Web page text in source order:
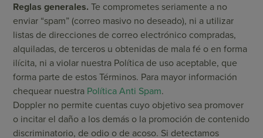
Reglas generales. Te comprometes seriamente a no
enviar “spam” (correo masivo no deseado), ni a utilizar
listas de direcciones de correo electrónico compradas,
alquiladas, de terceros u obtenidas de mala fé o en forma
ilícita, ni a violar nuestra Política de uso aceptable, que
forma parte de estos Términos. Para mayor información
chequear nuestra Política Anti Spam.
Doppler no permite cuentas cuyo objetivo sea promover
o incitar el daño a los demás o la promoción de contenido
discriminatorio, de odio o de acoso. Si detectamos